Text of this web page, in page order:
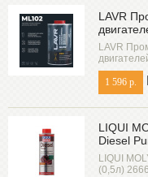
LAVR
LAVR
1 596 р.
LIQUI
Diesel
LIQUI
(0,5л)